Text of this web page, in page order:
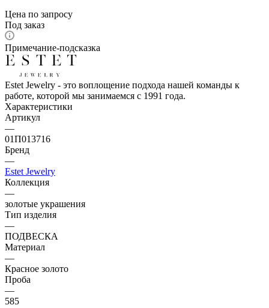
Цена по запросу
Под заказ
Примечание-подсказка
Estet Jewelry - это воплощение подхода нашей команды к
работе, которой мы занимаемся с 1991 года.
Характеристики
Артикул
—
01П013716
Бренд
—
Estet Jewelry
Коллекция
—
золотые украшения
Тип изделия
—
ПОДВЕСКА
Материал
—
Красное золото
Проба
—
585